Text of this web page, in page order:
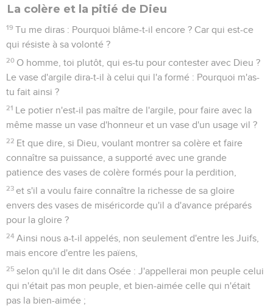
La colère et la pitié de Dieu
19 Tu me diras : Pourquoi blâme-t-il encore ? Car qui est-ce
qui résiste à sa volonté ?
20 O homme, toi plutôt, qui es-tu pour contester avec Dieu ?
Le vase d'argile dira-t-il à celui qui l'a formé : Pourquoi m'as-
tu fait ainsi ?
21 Le potier n'est-il pas maître de l'argile, pour faire avec la
même masse un vase d'honneur et un vase d'un usage vil ?
22 Et que dire, si Dieu, voulant montrer sa colère et faire
connaître sa puissance, a supporté avec une grande
patience des vases de colère formés pour la perdition,
23 et s'il a voulu faire connaître la richesse de sa gloire
envers des vases de miséricorde qu'il a d'avance préparés
pour la gloire ?
24 Ainsi nous a-t-il appelés, non seulement d'entre les Juifs,
mais encore d'entre les païens,
25 selon qu'il le dit dans Osée : J'appellerai mon peuple celui
qui n'était pas mon peuple, et bien-aimée celle qui n'était
pas la bien-aimée ;